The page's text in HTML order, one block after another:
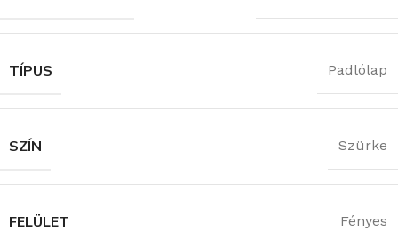
TÍPUS Padlólap
SZÍN Szürke
FELÜLET Fényes